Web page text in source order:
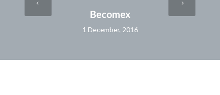
Becomex
1 December, 2016